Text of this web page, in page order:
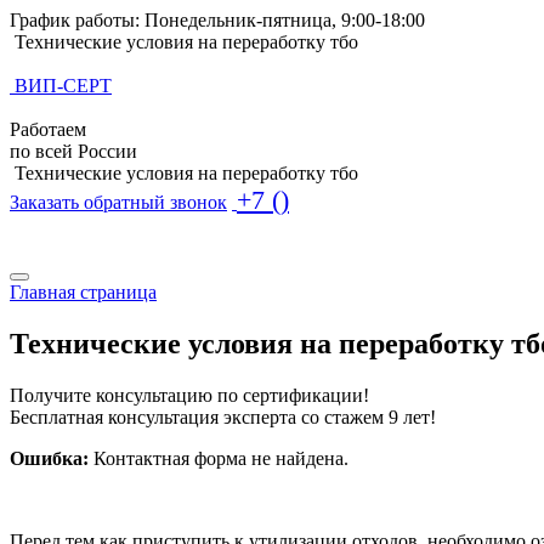
График работы: Понедельник-пятница, 9:00-18:00
Технические условия на переработку тбо
ВИП-СЕРТ
Работаем
по всей России
Технические условия на переработку тбо
Заказать обратный звонок +7 ()
Главная страница
Технические условия на переработку
Получите консультацию по сертификации!
Бесплатная консультация эксперта со стажем 9 лет!
Ошибка: Контактная форма не найдена.